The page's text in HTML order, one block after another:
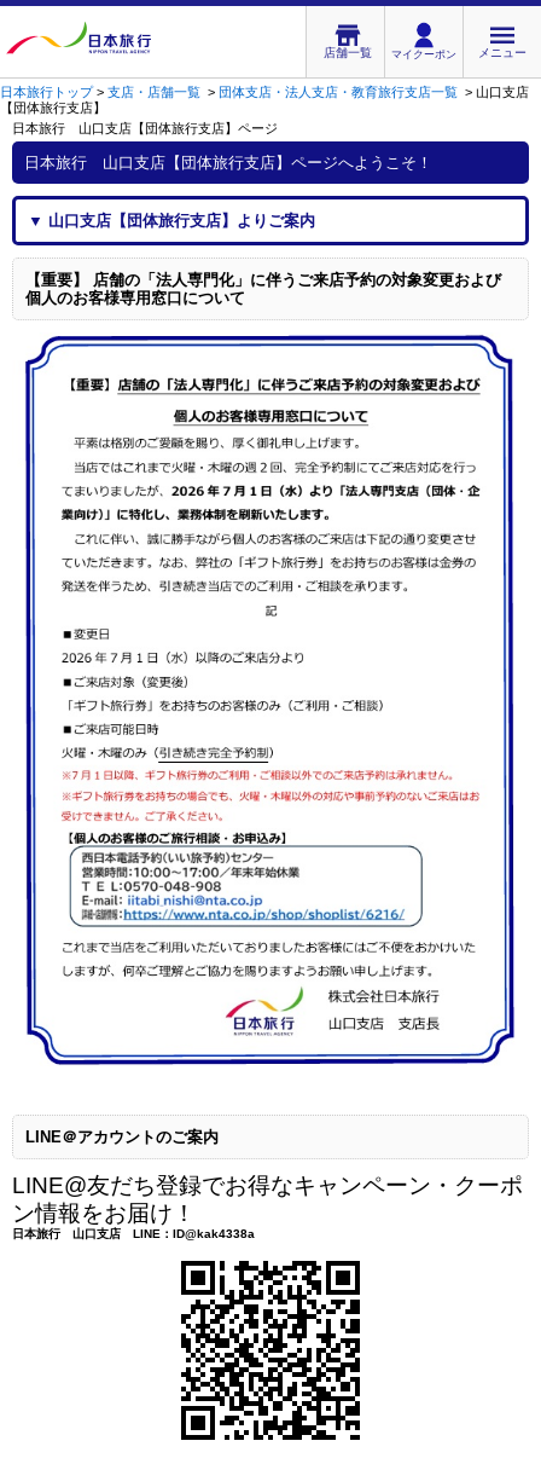
店舗一覧 マイクーポン メニュー
日本旅行トップ> 支店・店舗一覧 > 団体支店・法人支店・教育旅行支店一覧 > 山口支店
【団体旅行支店】
日本旅行 山口支店【団体旅行支店】 ページ
日本旅行 山口支店【団体旅行支店】 ページへようこそ！
▼ 山口支店【団体旅行支店】 よりご案内
【重要】 店舗の「法人専門化」に伴うご来店予約の対象変更および
個人のお客様専用窓口について
LINE＠アカウントのご案内
LINE@友だち登録でお得なキャンペーン・クーポ
ン情報をお届け！
日本旅行 山口支店 LINE：ID@kak4338a